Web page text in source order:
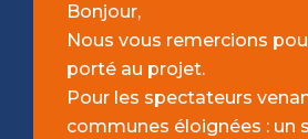
Bonjour,
Nous vous remercions
porté au projet.
Pour les spectateurs
communes éloignées : un